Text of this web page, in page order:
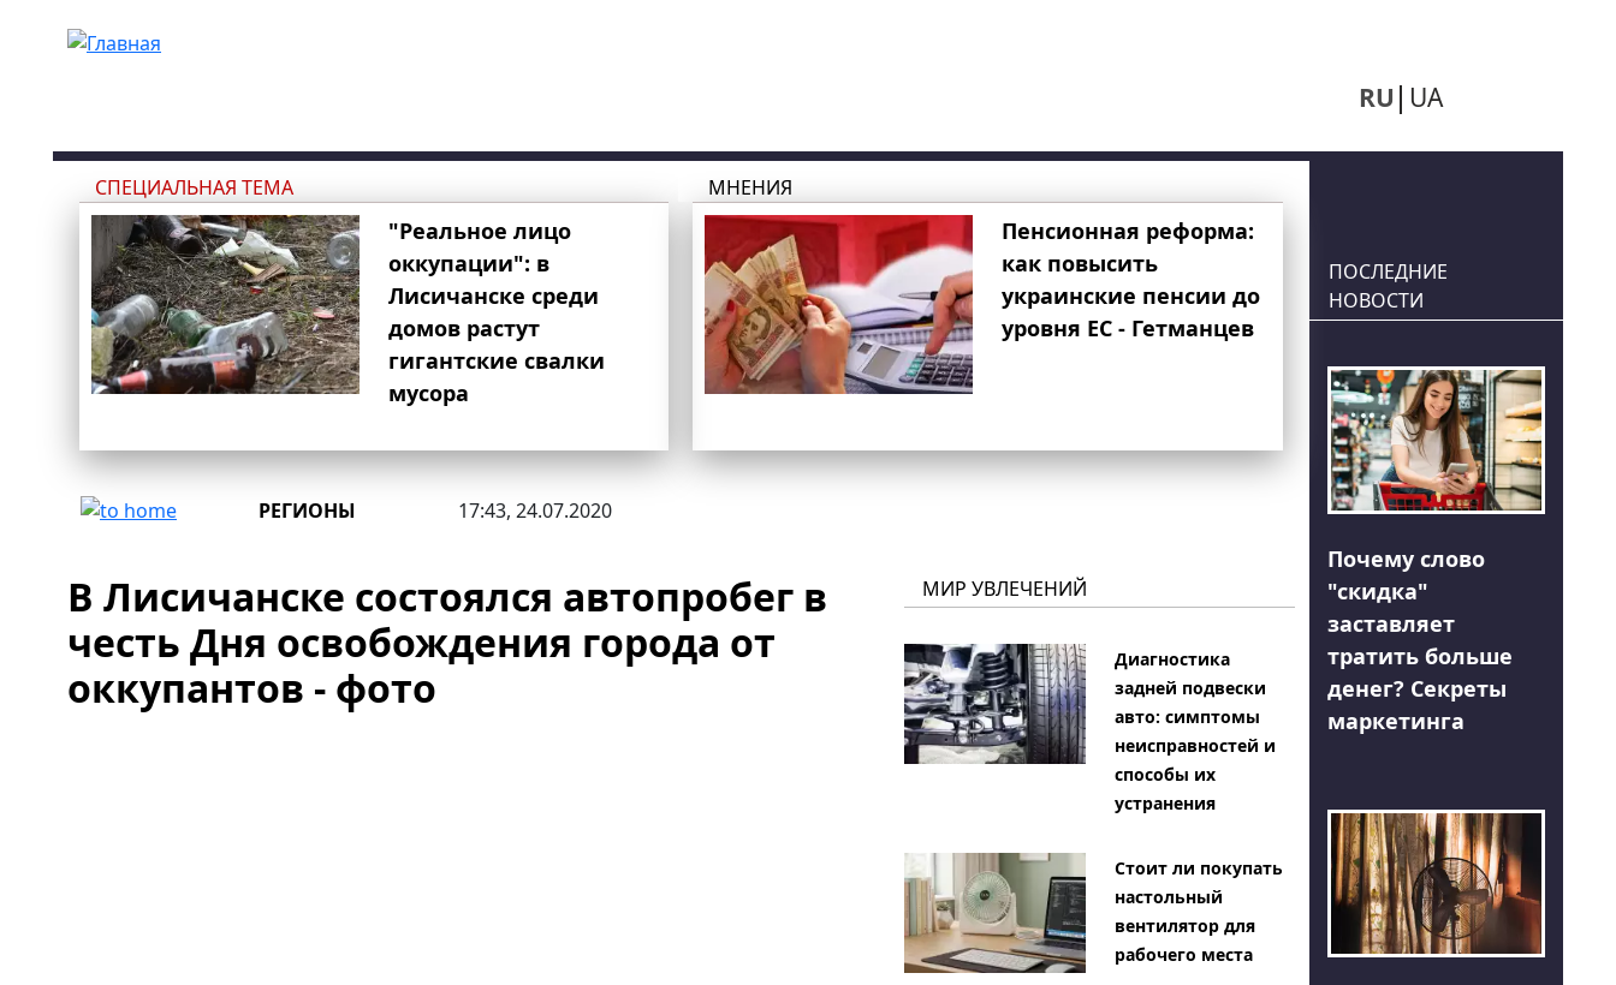
RU UA
СПЕЦИАЛЬНАЯ ТЕМА
"Реальное лицо
оккупации": в
Лисичанске среди
домов растут
гигантские свалки
мусора
МНЕНИЯ
Пенсионная реформа:
как повысить
украинские пенсии до
уровня ЕС - Гетманцев
РЕГИОНЫ 17:43, 24.07.2020
В Лисичанске состоялся автопробег в
честь Дня освобождения города от
оккупантов - фото
МИР УВЛЕЧЕНИЙ
Диагностика
задней подвески
авто: симптомы
неисправностей и
способы их
устранения
Стоит ли покупать
настольный
вентилятор для
рабочего места
ПОСЛЕДНИЕ
НОВОСТИ
Почему слово
"скидка"
заставляет
тратить больше
денег? Секреты
маркетинга